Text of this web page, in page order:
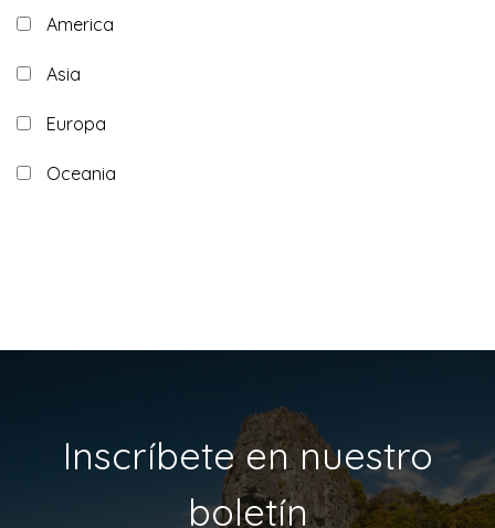
America
Asia
Europa
Oceania
Inscríbete en nuestro
boletín